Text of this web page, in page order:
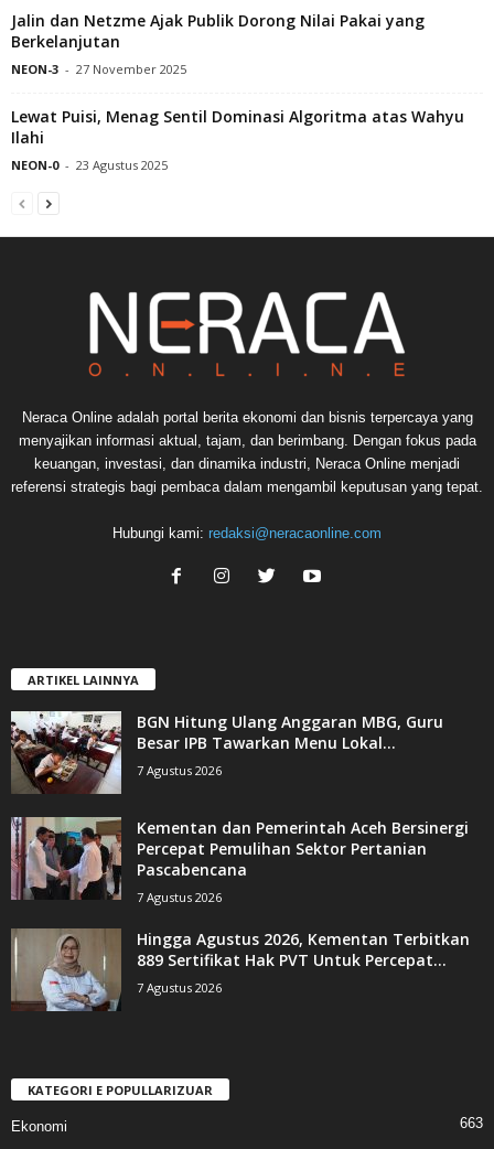
Jalin dan Netzme Ajak Publik Dorong Nilai Pakai yang
Berkelanjutan
NEON-3 - 27 November 2025
Lewat Puisi, Menag Sentil Dominasi Algoritma atas Wahyu
Ilahi
NEON-0 - 23 Agustus 2025
Neraca Online adalah portal berita ekonomi dan bisnis terpercaya yang
menyajikan informasi aktual, tajam, dan berimbang. Dengan fokus pada
keuangan, investasi, dan dinamika industri, Neraca Online menjadi
referensi strategis bagi pembaca dalam mengambil keputusan yang tepat.
Hubungi kami: redaksi@neracaonline.com
ARTIKEL LAINNYA
BGN Hitung Ulang Anggaran MBG, Guru
Besar IPB Tawarkan Menu Lokal...
7 Agustus 2026
Kementan dan Pemerintah Aceh Bersinergi
Percepat Pemulihan Sektor Pertanian
Pascabencana
7 Agustus 2026
Hingga Agustus 2026, Kementan Terbitkan
889 Sertifikat Hak PVT Untuk Percepat...
7 Agustus 2026
KATEGORI E POPULLARIZUAR
Ekonomi
663